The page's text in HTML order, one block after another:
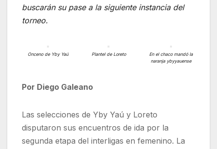
buscarán su pase a la siguiente instancia del
torneo.
Onceno de Yby Yaú Plantel de Loreto
En el chaco mandó la
naranja ybyyauense
Por Diego Galeano
Las selecciones de Yby Yaú y Loreto
disputaron sus encuentros de ida por la
segunda etapa del interligas en femenino. La